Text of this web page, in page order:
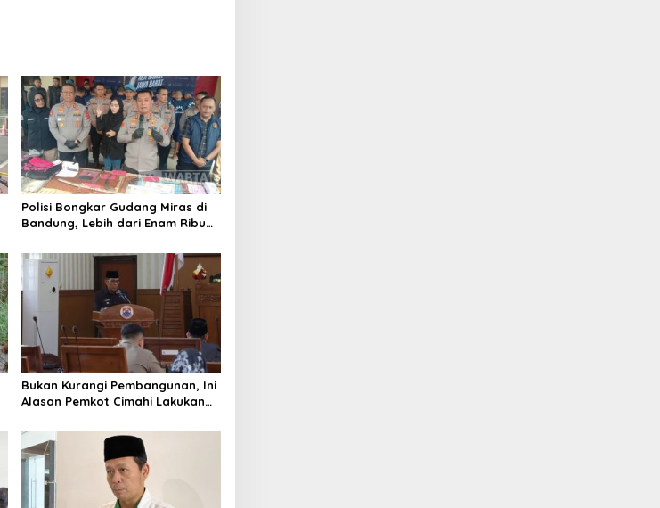
Polisi Bongkar Gudang Miras di
Bandung, Lebih dari Enam Ribu
Bukan Kurangi Pembangunan, Ini
Alasan Pemkot Cimahi Lakukan